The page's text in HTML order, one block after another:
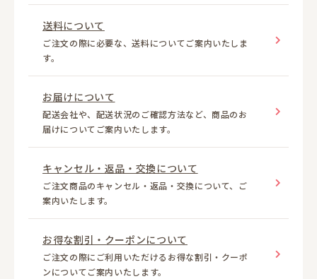
送料について
ご注文の際に必要な、送料についてご案内いたしま
す。
お届けについて
配送会社や、配送状況のご確認方法など、商品のお
届けについてご案内いたします。
キャンセル・返品・交換について
ご注文商品のキャンセル・返品・交換について、ご
案内いたします。
お得な割引・クーポンについて
ご注文の際にご利用いただけるお得な割引・クーポ
ンについてご案内いたします。